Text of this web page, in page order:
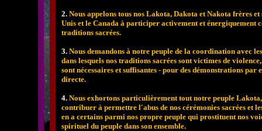
2.Nous appelons tous nos Lakota, Dakota et Nakota frères
Unis et le Canada à participer activement et énergiquement
traditions sacrées.
3. Nous demandons à notre peuple de la coordination avec
dans lesquels nos traditions sacrées sont victimes de
sont nécessaires et suffisantes - pour des démonstrations
directe.
4.Nous exhortons particulièrement tout notre peuple
contribuer à permettre l'abus de nos cérémonies sacrées et
en a certains parmi nos propre peuple qui prostituent nos
spirituel du peuple dans son ensemble.